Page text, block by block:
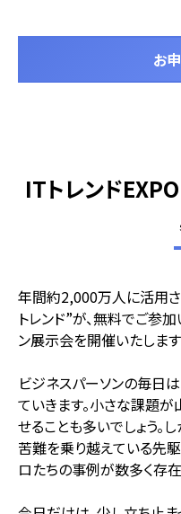
お
ITトレンド
年間約2,000万人に活用
トレンド”が、無料でご参
ン展示会を開催いたします
ビジネスパーソンの毎日
ていきます。小さな課題が
せることも多いでしょう。
苦難を乗り越えている先
ロたちの事例が数多く存在